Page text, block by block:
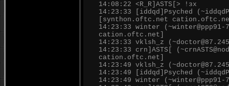
14:08:22 <R_R]ASTS[> !зх
14:23:33 [iddqd]Psyched
[synthon.oftc.net
14:23:33 winter
cation.oftc.net]
14:23:33 vklsh_z
14:23:33 crn]ASTS[
cation.oftc.net]
14:23:49 vklsh_z
14:23:49 [iddqd]Psyched
14:23:49 winter